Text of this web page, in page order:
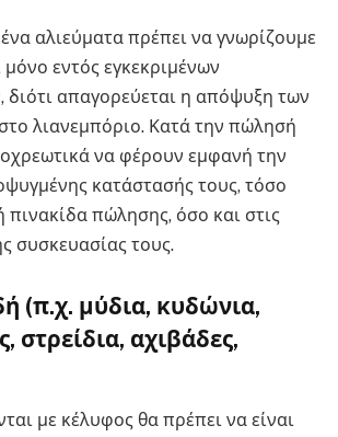
αλιεύματα πρέπει να γνωρίζουμε
εντός εγκεκριμένων
διότι απαγορεύεται η απόψυξη των
λιανεμπόριο. Κατά την πώλησή
να φέρουν εμφανή την
κατάστασής τους, τόσο
πινακίδα πώλησης, όσο και στις
συσκευασίας τους.
(π.χ. μύδια, κυδώνια,
στρείδια, αχιβάδες,
με κέλυφος θα πρέπει να είναι